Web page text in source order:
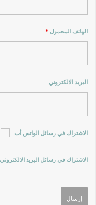
الهاتف المحمول*
البريد الالكتروني
الاشتراك في رسائل الواتس أب
الاشتراك في رسائل البريد الالكتروني